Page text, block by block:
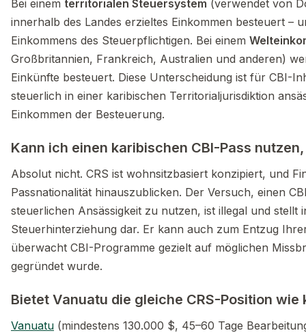
Bei einem territorialen Steuersystem (verwendet von
innerhalb des Landes erzieltes Einkommen besteuert –
Einkommens des Steuerpflichtigen. Bei einem
Großbritannien, Frankreich, Australien und anderen)
Einkünfte besteuert. Diese Unterscheidung ist für CBI-
steuerlich in einer karibischen Territorialjurisdiktion
Einkommen der Besteuerung.
Kann ich einen karibischen CBI-Pass
Absolut nicht. CRS ist wohnsitzbasiert konzipiert, und
Passnationalität hinauszublicken. Der Versuch, einen
steuerlichen Ansässigkeit zu nutzen, ist illegal und stellt
Steuerhinterziehung dar. Er kann auch zum Entzug
überwacht CBI-Programme gezielt auf möglichen
gegründet wurde.
Bietet Vanuatu die gleiche CRS-Position
Vanuatu (mindestens 130.000 $, 45–60 Tage